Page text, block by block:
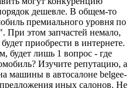
дешевле. В общем-то
премиального уровня по
При этом запчастей немало,
приобрести в интернете.
будет лишь 1 вопрос - где
Изучите репутацию, а
машины в автосалоне belgee-
иных салонов. Не